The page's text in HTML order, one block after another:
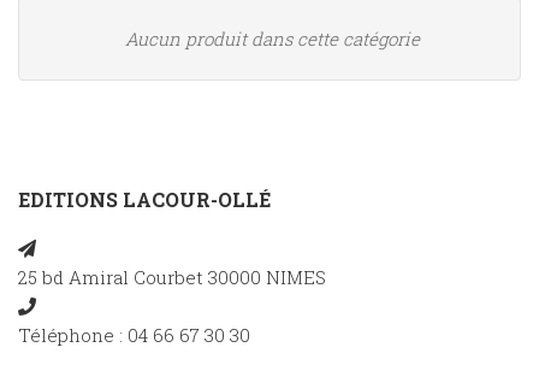
Aucun produit dans cette catégorie
EDITIONS LACOUR-OLLÉ
25 bd Amiral Courbet 30000 NIMES
Téléphone : 04 66 67 30 30